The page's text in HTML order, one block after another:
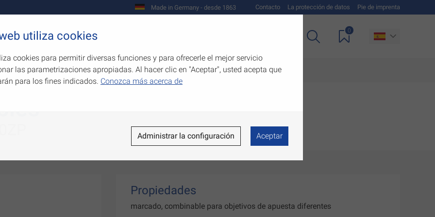
Made in Germany - desde 1863 Contacto La protección de datos Pie de imprenta
Empresa
0
Propiedades
marcado, combinable para objetivos de apuesta diferentes
utiliza cookies
cookies para permitir diversas funciones y para ofrecerle el mejor servicio
las parametrizaciones apropiadas. Al hacer clic en "Aceptar", usted acepta que
para los fines indicados. Conozca más acerca de
Administrar la configuración Aceptar